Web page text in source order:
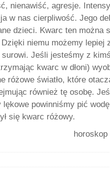
nienawiść, agresje.
w nas cierpliwość. Jego
dzieci. Kwarc ten można
niemu możemy lepiej
Jeśli jesteśmy z
kwarc w dłoni)
różowe światło, które
również tę osobę.
powinniśmy pić
się kwarc różowy.